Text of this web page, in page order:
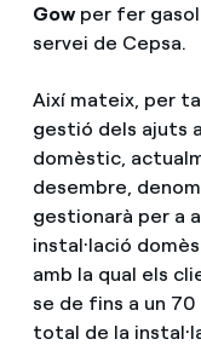
Gowper fer
servei de Cepsa.
Així mateix, per
gestió dels ajuts
domèstic,
desembre,
gestionarà per a
instal·lació
amb la qual els
se de fins a un
total de la